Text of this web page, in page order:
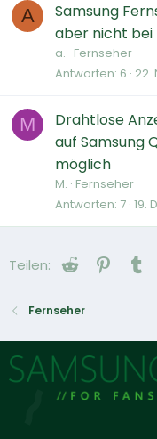
A
Samsung
aber nicht bei
a. Fernseher
Antworten 6 22.
M
Drahtlose
auf Samsung
möglich
M. Fernseher
Antworten 7 19.
Teilen: Reddit
Fernseher